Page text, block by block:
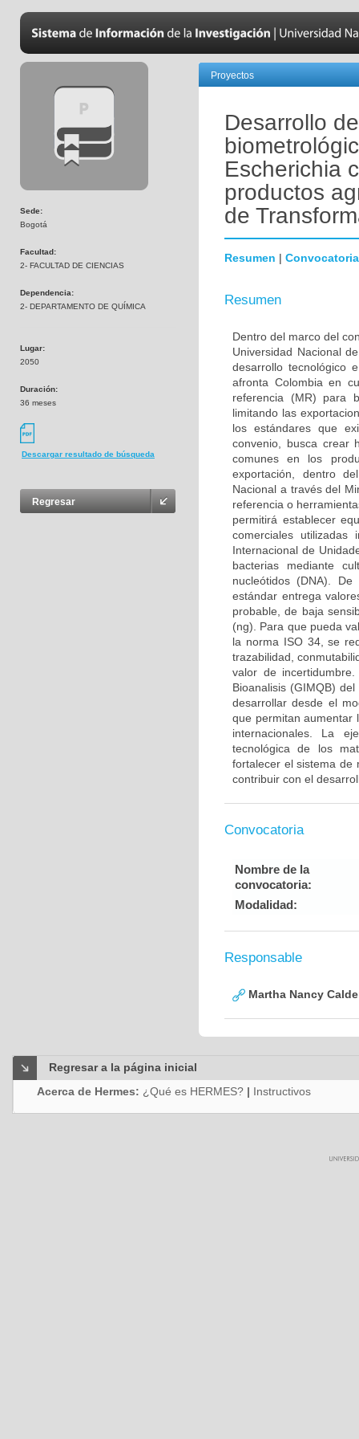
Sede:
Bogotá
Facultad:
2- FACULTAD DE CIENCIAS
Dependencia:
2- DEPARTAMENTO DE QUÍMICA
Lugar:
2050
Duración:
36 meses
Descargar resultado de búsqueda
Regresar
Proyectos
Desarrollo
Escherichia
productos
de
Resumen | Convocatoria
Resumen
Dentro del marco del
Universidad Nacional
desarrollo tecnológico
afronta Colombia en
referencia (MR) para
limitando las
los estándares que
convenio, busca crear
comunes en los
exportación, dentro
Nacional a través del
referencia o
permitirá establecer
comerciales utilizadas
Internacional de
bacterias mediante
nucleótidos (DNA).
estándar entrega
probable, de baja
(ng). Para que pueda
la norma ISO 34, se
trazabilidad,
valor de
Bioanalisis (GIMQB)
desarrollar desde el
que permitan aumentar
internacionales. La
tecnológica de los
fortalecer el sistema de
contribuir con el
Convocatoria
Nombre de la
convocatoria:
Modalidad:
Responsable
Martha Nancy
Regresar a la página inicial
Acerca de Hermes: ¿Qué es HERMES? | Instructivos